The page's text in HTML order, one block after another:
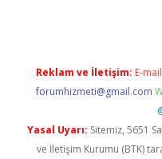
Reklam ve İletişim: E-
forumhizmeti@gmail.com
Yasal Uyarı: Sitemiz, 5651
ve İletişim Kurumu (BTK)